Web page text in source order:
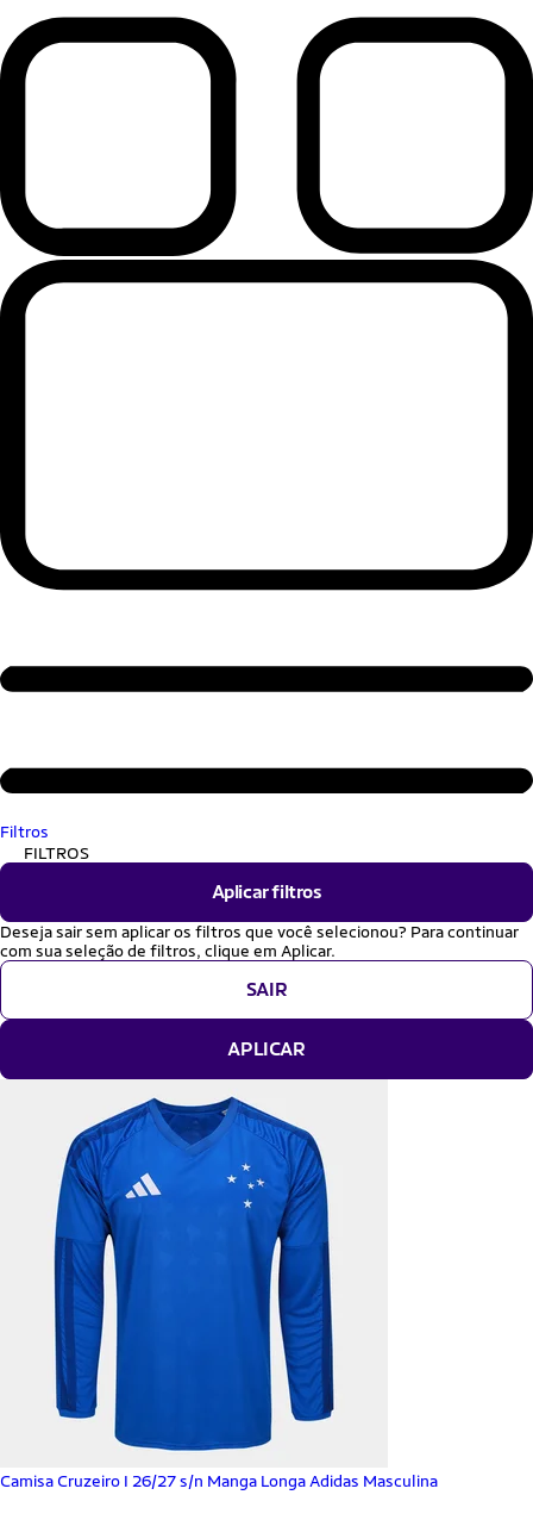
Filtros
FILTROS
Aplicar filtros
Deseja sair sem aplicar os filtros que você selecionou? Para continuar
com sua seleção de filtros, clique em Aplicar.
SAIR
APLICAR
Camisa Cruzeiro I 26/27 s/n Manga Longa Adidas Masculina